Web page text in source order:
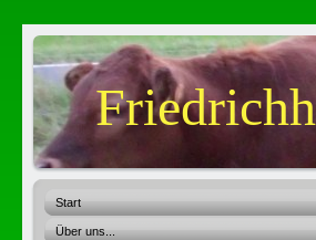
Start
Über uns...